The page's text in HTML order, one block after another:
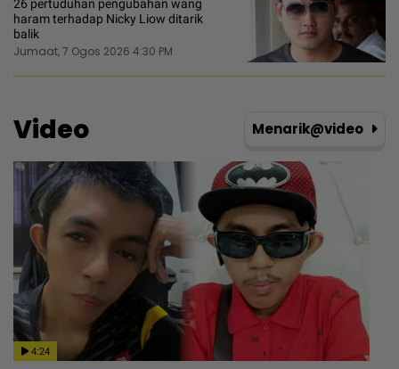
26 pertuduhan pengubahan wang
haram terhadap Nicky Liow ditarik
balik
Jumaat, 7 Ogos 2026 4:30 PM
Video Menarik@video
4:24